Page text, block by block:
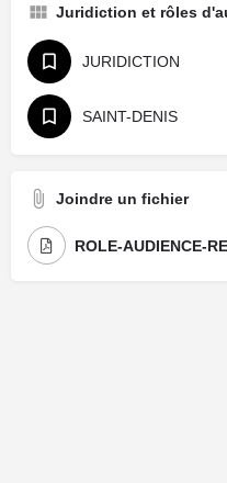
Juridiction et rôles
JURIDICTION
SAINT-DENIS
Joindre un fichier
ROLE-AUDIENCE-